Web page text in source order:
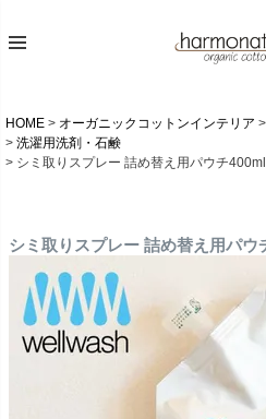
HOME オーガニックコットンインテリア
洗濯用洗剤・石鹸
シミ取りスプレー 詰め替え用パウチ
シミ取りスプレー 詰め替え用パウ